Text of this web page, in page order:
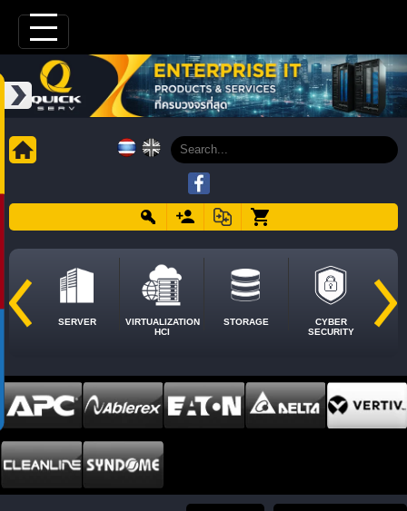
SERVER
VIRTUALIZATION
HCI
STORAGE
CYBER
SECURITY